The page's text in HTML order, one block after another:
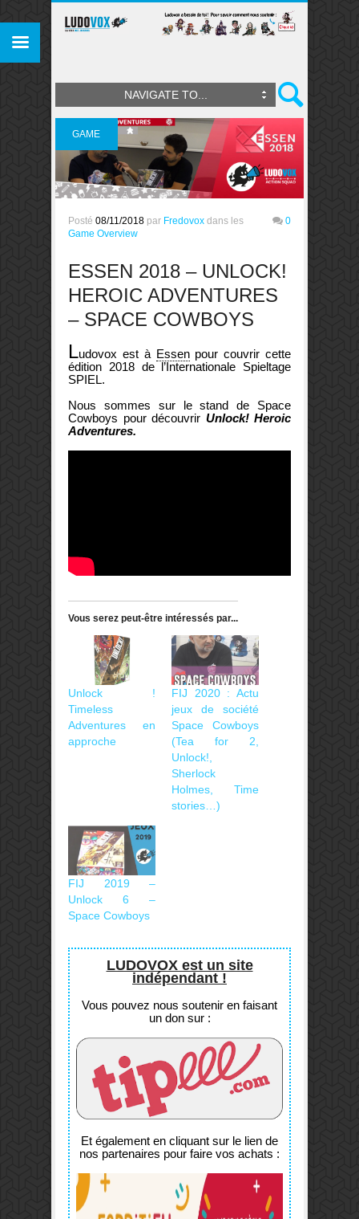
NAVIGATE TO...
GAME
OVERVIEW
Posté 08/11/2018 par Fredovox dans les
Game Overview
0
ESSEN 2018 – UNLOCK!
HEROIC ADVENTURES
– SPACE COWBOYS
Ludovox est à Essenpour couvrir cette
édition 2018 de l’Internationale Spieltage
SPIEL.
Nous sommes sur le stand de Space
Cowboys pour découvrir Unlock! Heroic
Adventures.
Vous serez peut-être intéressés par...
Unlock !
Timeless
Adventures en
approche
FIJ 2020 : Actu
jeux de société
Space Cowboys
(Tea for 2,
Unlock!,
Sherlock
Holmes, Time
stories…)
FIJ 2019 –
Unlock 6 –
Space Cowboys
LUDOVOX est un site
indépendant !
Vous pouvez nous soutenir en faisant
un don sur :
Et également en cliquant sur le lien de
nos partenaires pour faire vos achats :